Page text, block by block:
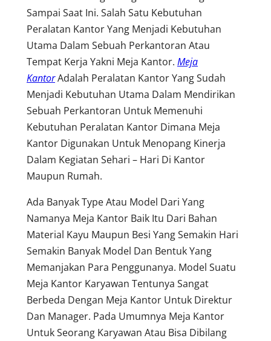
Sampai Saat Ini. Salah Satu Kebutuhan
Peralatan Kantor Yang Menjadi Kebutuhan
Utama Dalam Sebuah Perkantoran Atau
Tempat Kerja Yakni Meja Kantor. Meja
KantorAdalah Peralatan Kantor Yang Sudah
Menjadi Kebutuhan Utama Dalam Mendirikan
Sebuah Perkantoran Untuk Memenuhi
Kebutuhan Peralatan Kantor Dimana Meja
Kantor Digunakan Untuk Menopang Kinerja
Dalam Kegiatan Sehari – Hari Di Kantor
Maupun Rumah.
Ada Banyak Type Atau Model Dari Yang
Namanya Meja Kantor Baik Itu Dari Bahan
Material Kayu Maupun Besi Yang Semakin Hari
Semakin Banyak Model Dan Bentuk Yang
Memanjakan Para Penggunanya. Model Suatu
Meja Kantor Karyawan Tentunya Sangat
Berbeda Dengan Meja Kantor Untuk Direktur
Dan Manager. Pada Umumnya Meja Kantor
Untuk Seorang Karyawan Atau Bisa Dibilang